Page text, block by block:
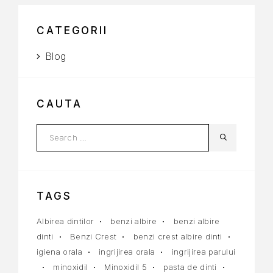
CATEGORII
Blog
CAUTA
TAGS
Albirea dintilor benzi albire
benzi albire
dinti
Benzi Crest
benzi crest albire dinti
igiena orala
ingrijirea orala
ingrijirea parului
minoxidil
Minoxidil 5
pasta de dinti